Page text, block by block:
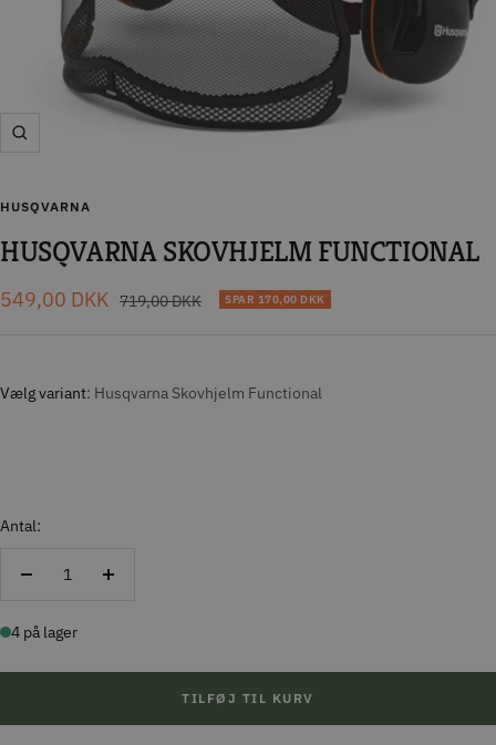
Zoom
HUSQVARNA
HUSQVARNA SKOVHJELM FUNCTIONAL
Tilbudspris
549,00 DKK Normal
719,00 DKK SPAR 170,00 DKK
Vælg variant Husqvarna Skovhjelm Functional
Antal:
Reducer
Forøg
4 på lager
TILFØJ TIL KURV